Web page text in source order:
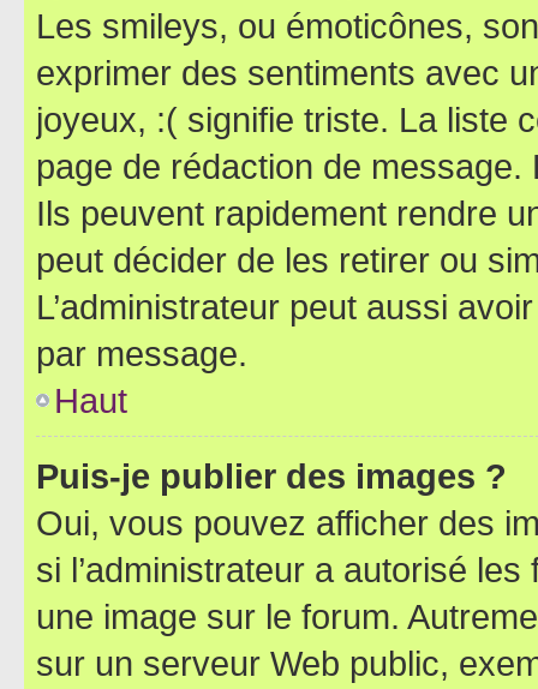
Les smileys, ou émoticônes,
exprimer des sentiments avec
joyeux, :( signifie triste. La liste
page de rédaction de
Ils peuvent rapidement rendre
peut décider de les retirer ou
L’administrateur peut aussi
par message.
Haut
Puis-je publier des images ?
Oui, vous pouvez afficher des
si l’administrateur a autorisé
une image sur le forum.
sur un serveur Web public,